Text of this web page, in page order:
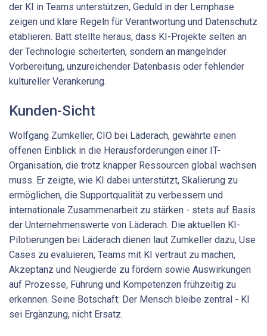
der KI in Teams unterstützen, Geduld in der Lernphase
zeigen und klare Regeln für Verantwortung und Datenschutz
etablieren. Batt stellte heraus, dass KI-Projekte selten an
der Technologie scheiterten, sondern an mangelnder
Vorbereitung, unzureichender Datenbasis oder fehlender
kultureller Verankerung.
Kunden-Sicht
Wolfgang Zumkeller, CIO bei Läderach, gewährte einen
offenen Einblick in die Herausforderungen einer IT-
Organisation, die trotz knapper Ressourcen global wachsen
muss. Er zeigte, wie KI dabei unterstützt, Skalierung zu
ermöglichen, die Supportqualität zu verbessern und
internationale Zusammenarbeit zu stärken - stets auf Basis
der Unternehmenswerte von Läderach. Die aktuellen KI-
Pilotierungen bei Läderach dienen laut Zumkeller dazu, Use
Cases zu evaluieren, Teams mit KI vertraut zu machen,
Akzeptanz und Neugierde zu fördern sowie Auswirkungen
auf Prozesse, Führung und Kompetenzen frühzeitig zu
erkennen. Seine Botschaft: Der Mensch bleibe zentral - KI
sei Ergänzung, nicht Ersatz.